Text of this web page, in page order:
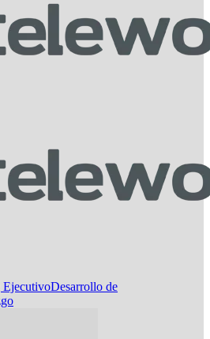
EjecutivoDesarrollo de